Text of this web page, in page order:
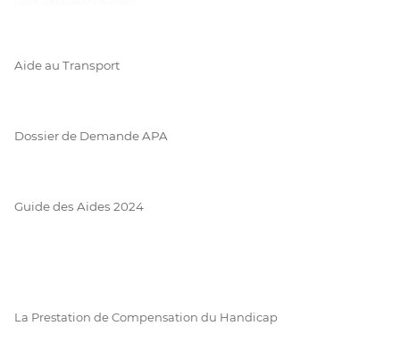
Aide au Transport
Dossier de Demande APA
Guide des Aides 2024
La Prestation de Compensation du Handicap